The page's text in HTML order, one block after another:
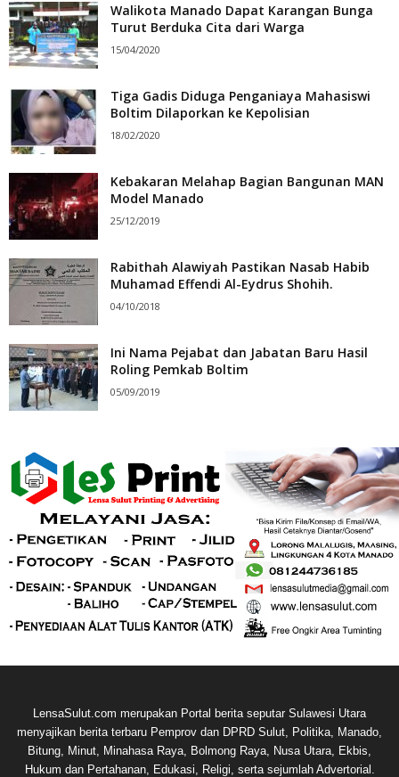
Walikota Manado Dapat Karangan Bunga
Turut Berduka Cita dari Warga
15/04/2020
Tiga Gadis Diduga Penganiaya Mahasiswi
Boltim Dilaporkan ke Kepolisian
18/02/2020
Kebakaran Melahap Bagian Bangunan MAN
Model Manado
25/12/2019
Rabithah Alawiyah Pastikan Nasab Habib
Muhamad Effendi Al-Eydrus Shohih.
04/10/2018
Ini Nama Pejabat dan Jabatan Baru Hasil
Roling Pemkab Boltim
05/09/2019
LensaSulut.com merupakan Portal berita seputar Sulawesi Utara
menyajikan berita terbaru Pemprov dan DPRD Sulut, Politika, Manado,
Bitung, Minut, Minahasa Raya, Bolmong Raya, Nusa Utara, Ekbis,
Hukum dan Pertahanan, Edukasi, Religi, serta sejumlah Advertorial.